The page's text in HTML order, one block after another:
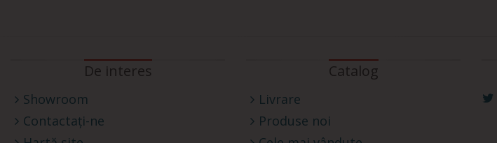
De interes
Showroom
Contactați-ne
Catalog
Livrare
Produse noi